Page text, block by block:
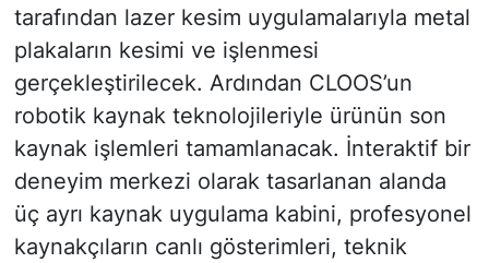
tarafından lazer kesim uygulamalarıyla metal
plakaların kesimi ve işlenmesi
gerçekleştirilecek. Ardından CLOOS’un
robotik kaynak teknolojileriyle ürünün son
kaynak işlemleri tamamlanacak. İnteraktif bir
deneyim merkezi olarak tasarlanan alanda
üç ayrı kaynak uygulama kabini, profesyonel
kaynakçıların canlı gösterimleri, teknik